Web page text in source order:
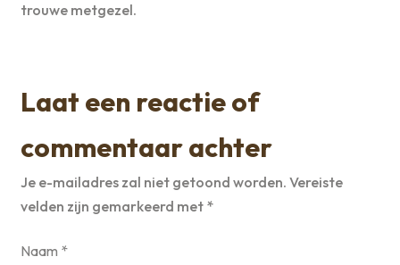
trouwe metgezel.
Laat een reactie of
commentaar achter
Je e-mailadres zal niet getoond worden. Vereiste
velden zijn gemarkeerd met *
Naam *